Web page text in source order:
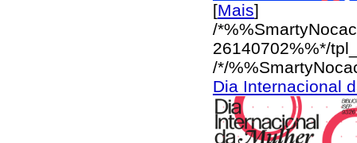
[Mais]
/
26140702%%*/
/*/
Dia Internacional